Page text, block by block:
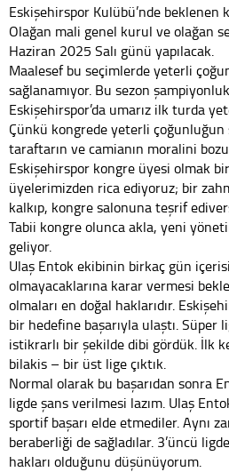
Eskişehirspor Kulübü’nde beklenen
Olağan mali genel kurul ve olağan
Haziran 2025 Salı günü yapılacak.
Maalesef bu seçimlerde yeterli
sağlanamıyor. Bu sezon
Eskişehirspor’da umarız ilk turda
Çünkü kongrede yeterli çoğunluğun
taraftarın ve camianın moralini
Eskişehirspor kongre üyesi olmak
üyelerimizden rica ediyoruz; bir
kalkıp, kongre salonuna teşrif
Tabii kongre olunca akla, yeni
geliyor.
Ulaş Entok ekibinin birkaç gün
olmayacaklarına karar vermesi
olmaları en doğal haklarıdır.
bir hedefine başarıyla ulaştı. Süper
istikrarlı bir şekilde dibi gördük. İlk
bilakis – bir üst lige çıktık.
Normal olarak bu başarıdan sonra
ligde şans verilmesi lazım. Ulaş
sportif başarı elde etmediler. Aynı
beraberliği de sağladılar. 3’üncü
hakları olduğunu düşünüyorum.